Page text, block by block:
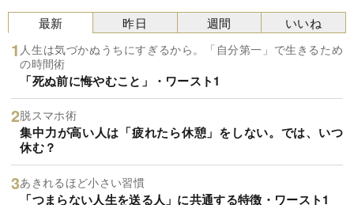
最新
人生は気づかぬうちにすぎるから。「自分第一」で生きるため
の時間術
「死ぬ前に悔やむこと」・ワースト1
脱スマホ術
集中力が高い人は「疲れたら休憩」をしない。では、いつ
休む？
あきれるほど小さい習慣
「つまらない人生を送る人」に共通する特徴・ワースト1
昨日 週間 いいね